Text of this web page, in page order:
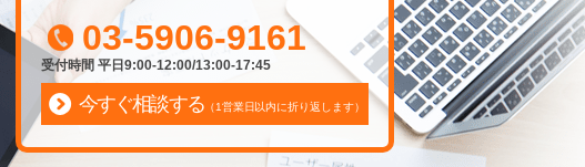
03-5906-9161
受付時間 平日9:00-12:00/13:00-17:45
今すぐ相談する（1営業日以内に折り返します）